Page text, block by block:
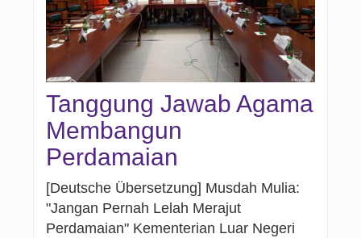
Tanggung Jawab Agama
Membangun
Perdamaian
[Deutsche Übersetzung] Musdah Mulia:
"Jangan Pernah Lelah Merajut
Perdamaian" Kementerian Luar Negeri